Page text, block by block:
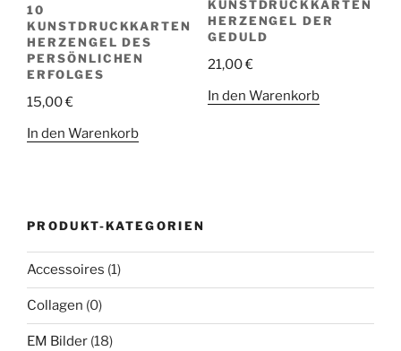
10
KUNSTDRUCKKARTEN
HERZENGEL DES
PERSÖNLICHEN
ERFOLGES
15,00€
In den Warenkorb
KUNSTDRUCKKARTEN
HERZENGEL DER
GEDULD
21,00€
In den Warenkorb
PRODUKT-KATEGORIEN
Accessoires (1)
Collagen (0)
EM Bilder (18)